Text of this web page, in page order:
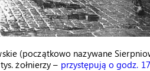
(początkowo nazywane
żołnierzy – przystępują o godz.